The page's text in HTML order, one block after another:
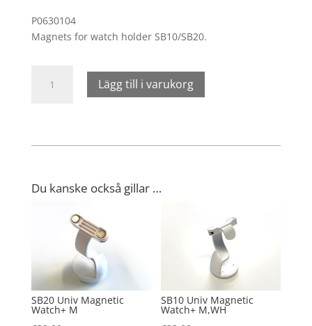
P0630104
Magnets for watch holder SB10/SB20.
Lägg till i varukorg
Du kanske också gillar …
SB20 Univ Magnetic
Watch+ M
SB10 Univ Magnetic
Watch+ M,WH